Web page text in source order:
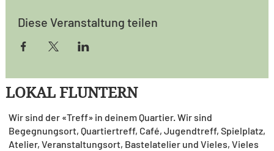
Diese Veranstaltung teilen
LOKAL FLUNTERN
Wir sind der «Treff» in deinem Quartier. Wir sind
Begegnungsort, Quartiertreff, Café, Jugendtreff, Spielplatz,
Atelier, Veranstaltungsort, Bastelatelier und Vieles, Vieles